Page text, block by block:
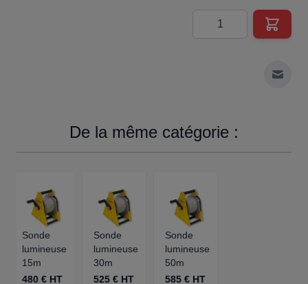
Quantité
De la même catégorie :
Sonde
lumineuse
15m
480 € HT
Sonde
lumineuse
30m
525 € HT
Sonde
lumineuse
50m
585 € HT